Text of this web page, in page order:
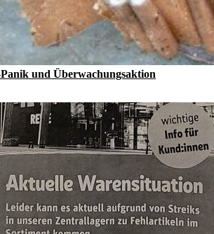
Panik und Überwachungsaktion